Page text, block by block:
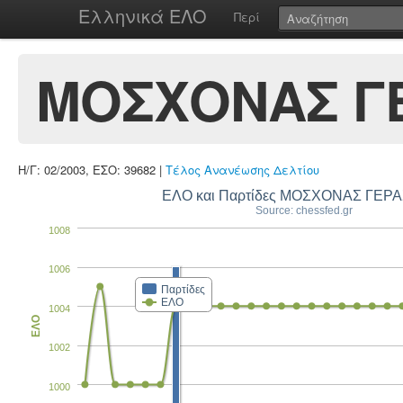
Ελληνικά ΕΛΟ Περί
ΜΟΣΧΟΝΑΣ
Η/Γ: 02/2003, ΕΣΟ: 39682 | Τέλος Ανανέωσης Δελτίου
ΕΛΟ και Παρτίδες ΜΟΣΧΟΝΑΣ
Source: chessfed.gr
Παρτίδες
ΕΛΟ
1000
1002
1004
1006
1008
ΕΛΟ